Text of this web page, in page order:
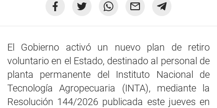
El Gobierno activó un nuevo plan de retiro
voluntario en el Estado, destinado al personal de
planta permanente del Instituto Nacional de
Tecnología Agropecuaria (INTA), mediante la
Resolución 144/2026 publicada este jueves en